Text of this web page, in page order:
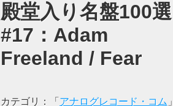
殿堂入り名盤100選
#17：Adam
Freeland / Fear
カテゴリ：「 アナログレコード・コム 」